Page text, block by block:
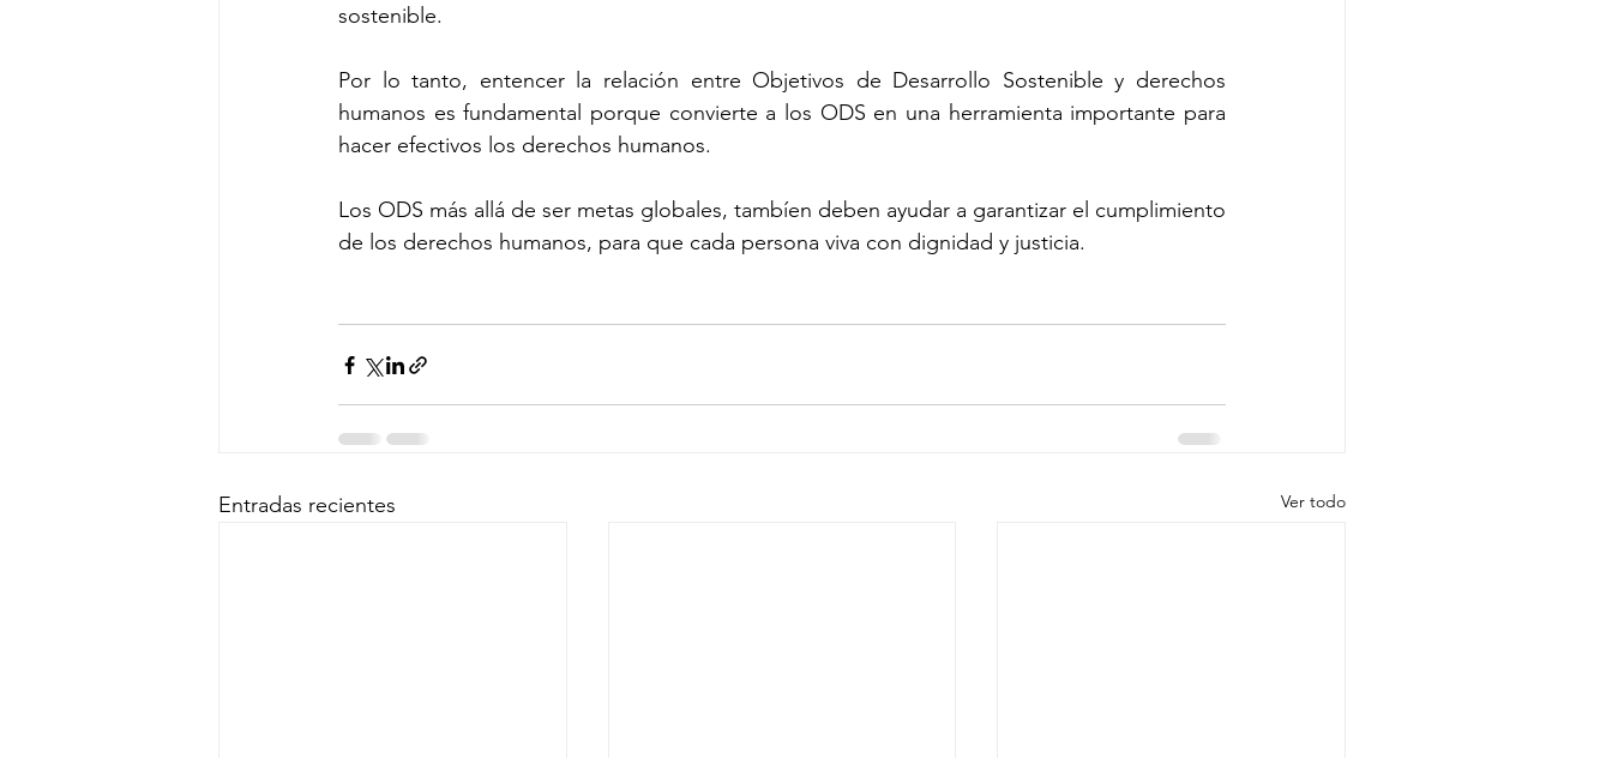
sostenible.
Por lo tanto, entencer la relación entre Objetivos de Desarrollo Sostenible y derechos
humanos es fundamental porque convierte a los ODS en una herramienta importante para
hacer efectivos los derechos humanos.
Los ODS más allá de ser metas globales, tambíen deben ayudar a garantizar el cumplimiento
de los derechos humanos, para que cada persona viva con dignidad y justicia.
Entradas recientes Ver todo